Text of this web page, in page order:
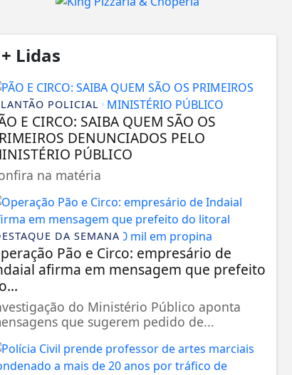
+ Lidas
POLICIAL
E CIRCO: SAIBA QUEM SÃO OS
DENUNCIADOS PELO
PÚBLICO
na matéria
DA SEMANA
Pão e Circo: empresário de
afirma em mensagem que prefeito
do Ministério Público aponta
que sugerem pedido de...